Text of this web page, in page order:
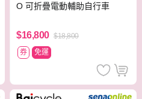
O 可折疊電動輔助自行車
$16,800 $18,800
券
免運